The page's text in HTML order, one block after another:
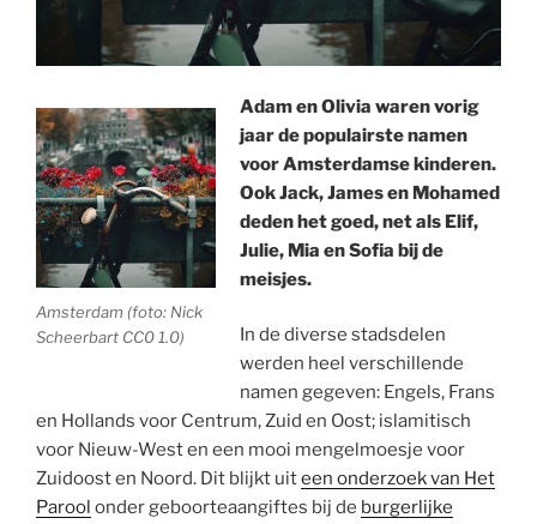
Amsterdam (foto: Nick
Scheerbart CC0 1.0)
Adam en Olivia waren vorig
jaar de populairste namen
voor Amsterdamse kinderen.
Ook Jack, James en Mohamed
deden het goed, net als Elif,
Julie, Mia en Sofia bij de
meisjes.
In de diverse stadsdelen
werden heel verschillende
namen gegeven: Engels, Frans
en Hollands voor Centrum, Zuid en Oost; islamitisch
voor Nieuw-West en een mooi mengelmoesje voor
Zuidoost en Noord. Dit blijkt uiteen onderzoek van Het
Parool onder geboorteaangiftes bij de burgerlijke